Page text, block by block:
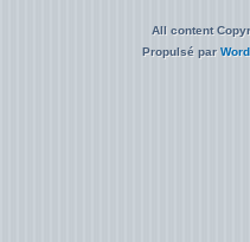
All content
Propulsé par